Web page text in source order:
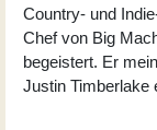
Country- und
Chef von Big
begeistert. Er
Justin Timberlake